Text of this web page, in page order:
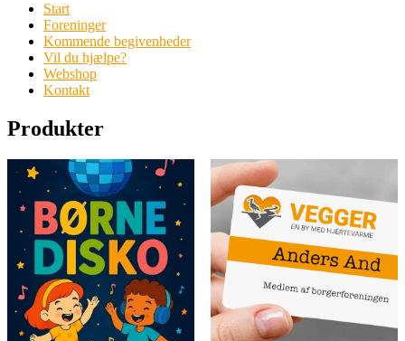
Start
Foreninger
Kommende begivenheder
Vil du hjælpe?
Webshop
Kontakt
Produkter